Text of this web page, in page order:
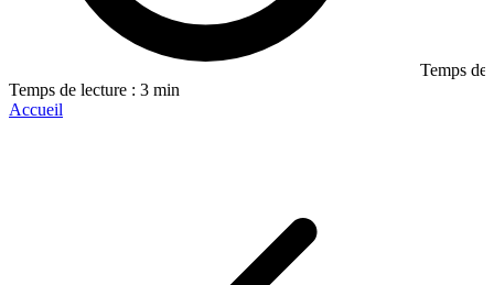
Temps de lecture : 3 min
Temps de
Accueil